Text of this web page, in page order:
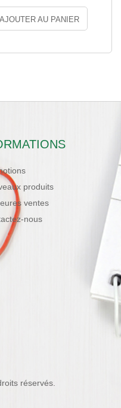
AJOUTER AU PANIER
produits
ventes
nous
réservés.